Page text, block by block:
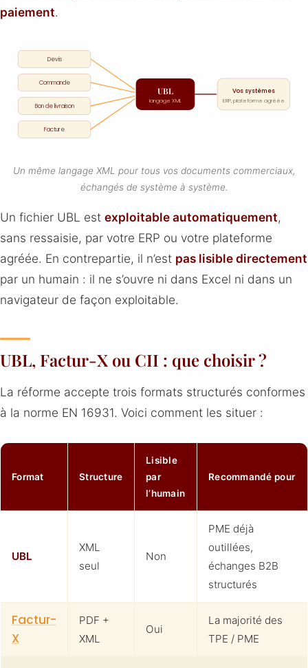
paiement.
Devis
Commande
Bon de livraison
Facture
UBL
langage XML
Vos systèmes
ERP, plateforme agréée
Un même langage XML pour tous vos documents commerciaux,
échangés de système à système.
Un fichier UBL est exploitable automatiquement,
sans ressaisie, par votre ERP ou votre plateforme
agréée. En contrepartie, il n’est pas lisible directement
par un humain : il ne s’ouvre ni dans Excel ni dans un
navigateur de façon exploitable.
UBL, Factur-X ou CII : que choisir ?
La réforme accepte trois formats structurés conformes
à la norme EN 16931. Voici comment les situer :
Format Structure
Lisible
par
l’humain
Recommandé pour
UBL
XML
seul
Non
PME déjà
outillées,
échanges B2B
structurés
Factur-
X
PDF +
XML
Oui
La majorité des
TPE / PME